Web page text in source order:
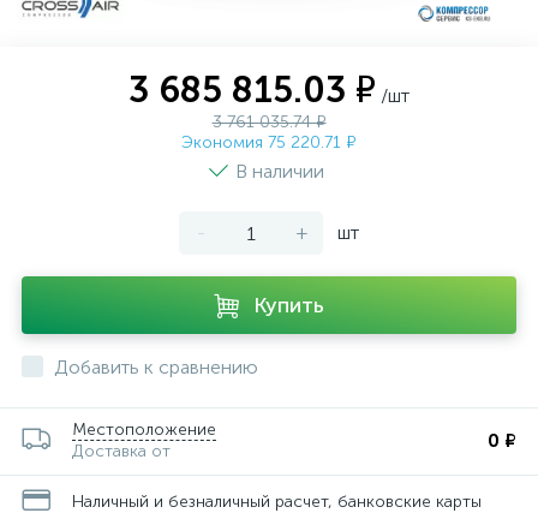
3 685 815.03 ₽ /шт
3 761 035.74 ₽
Экономия 75 220.71 ₽
В наличии
- + шт
Купить
Добавить к сравнению
Местоположение
Доставка от
0 ₽
Наличный и безналичный расчет, банковские карты